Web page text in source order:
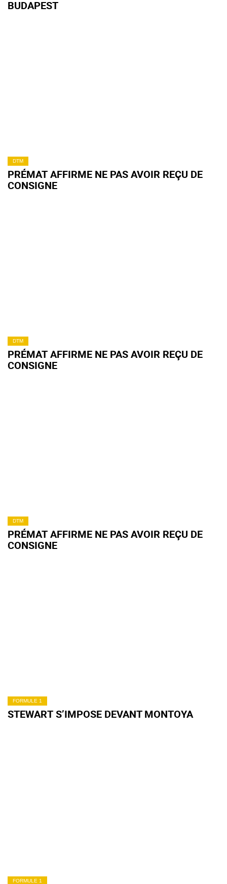
BUDAPEST
DTM
PRÉMAT AFFIRME NE PAS AVOIR REÇU DE
CONSIGNE
DTM
PRÉMAT AFFIRME NE PAS AVOIR REÇU DE
CONSIGNE
DTM
PRÉMAT AFFIRME NE PAS AVOIR REÇU DE
CONSIGNE
FORMULE 1
STEWART S’IMPOSE DEVANT MONTOYA
FORMULE 1